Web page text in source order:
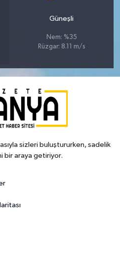
Güneşli
Nem: %35
Rüzgar: 8.11 m/s
sizleri buluştururken, sadelik
bir araya getiriyor.